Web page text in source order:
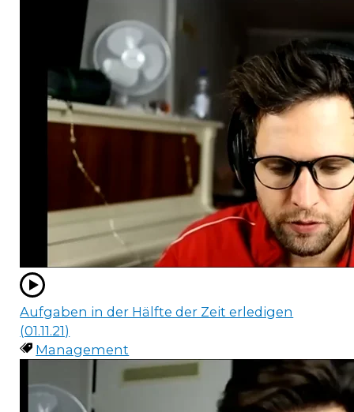
Aufgaben in der Hälfte der Zeit erledigen
(01.11.21)
Management